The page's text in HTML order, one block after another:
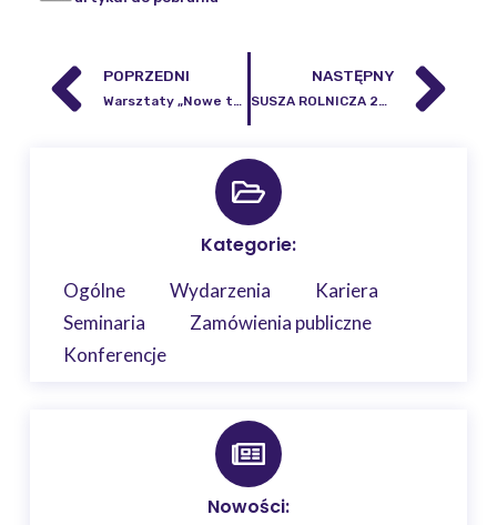
POPRZEDNI
Warsztaty „Nowe technologie dla leśnictwa”
NASTĘPNY
SUSZA ROLNICZA 2018
Kategorie:
Ogólne Wydarzenia
Kariera
Seminaria
Zamówienia publiczne
Konferencje
Nowości: